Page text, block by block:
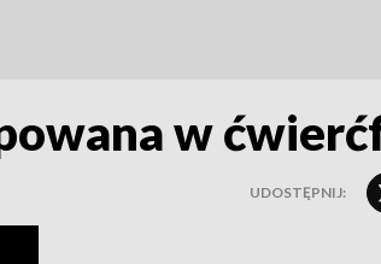
w
UDOSTĘPNIJ: